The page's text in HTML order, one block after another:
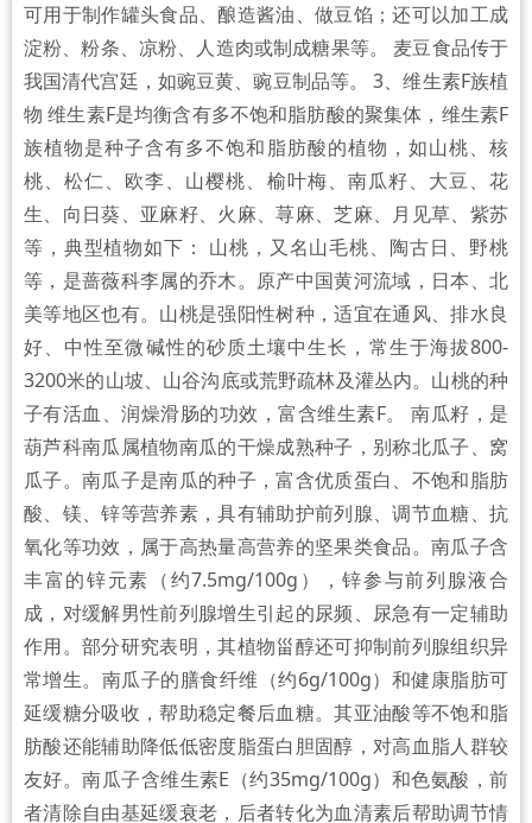
可用于制作罐头食品、酿造酱油、做豆馅；还可以加工成
淀粉、粉条、凉粉、人造肉或制成糖果等。 麦豆食品传于
我国清代宫廷，如豌豆黄、豌豆制品等。 3、维生素F族植
物 维生素F是均衡含有多不饱和脂肪酸的聚集体，维生素F
族植物是种子含有多不饱和脂肪酸的植物，如山桃、核
桃、松仁、欧李、山樱桃、榆叶梅、南瓜籽、大豆、花
生、向日葵、亚麻籽、火麻、荨麻、芝麻、月见草、紫苏
等，典型植物如下： 山桃，又名山毛桃、陶古日、野桃
等，是蔷薇科李属的乔木。原产中国黄河流域，日本、北
美等地区也有。山桃是强阳性树种，适宜在通风、排水良
好、中性至微碱性的砂质土壤中生长，常生于海拔800-
3200米的山坡、山谷沟底或荒野疏林及灌丛内。山桃的种
子有活血、润燥滑肠的功效，富含维生素F。 南瓜籽，是
葫芦科南瓜属植物南瓜的干燥成熟种子，别称北瓜子、窝
瓜子。南瓜子是南瓜的种子，富含优质蛋白、不饱和脂肪
酸、镁、锌等营养素，具有辅助护前列腺、调节血糖、抗
氧化等功效，属于高热量高营养的坚果类食品。南瓜子含
丰富的锌元素（约7.5mg/100g），锌参与前列腺液合
成，对缓解男性前列腺增生引起的尿频、尿急有一定辅助
作用。部分研究表明，其植物甾醇还可抑制前列腺组织异
常增生。南瓜子的膳食纤维（约6g/100g）和健康脂肪可
延缓糖分吸收，帮助稳定餐后血糖。其亚油酸等不饱和脂
肪酸还能辅助降低低密度脂蛋白胆固醇，对高血脂人群较
友好。南瓜子含维生素E（约35mg/100g）和色氨酸，前
者清除自由基延缓衰老，后者转化为血清素后帮助调节情